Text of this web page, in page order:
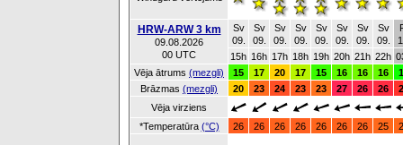
HRW-ARW 3 km
09.08.2026
00 UTC
Sv
09.
Sv
09.
Sv
09.
Sv
09.
Sv
09.
Sv
09.
Sv
09.
Sv
09.
15h 16h 17h 18h 19h 20h 21h 22h
Vēja ātrums (mezgli) 15 17 20 17 15 16 16 16
Brāzmas (mezgli) 20 23 24 23 23 27 26 26
Vēja virziens
*Temperatūra (°C) 26 26 26 26 26 26 26 25